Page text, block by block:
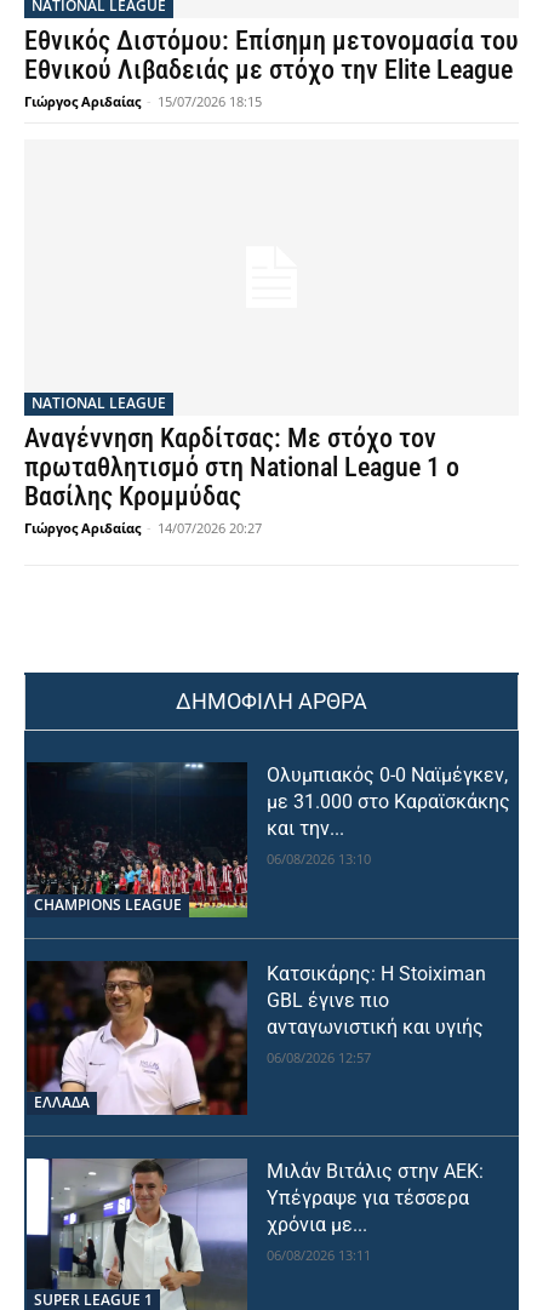
NATIONAL LEAGUE
Εθνικός Διστόμου: Επίσημη μετονομασία του
Εθνικού Λιβαδειάς με στόχο την Elite League
Γιώργος Αριδαίας - 15/07/2026 18:15
NATIONAL LEAGUE
Αναγέννηση Καρδίτσας: Με στόχο τον
πρωταθλητισμό στη National League 1 ο
Βασίλης Κρομμύδας
Γιώργος Αριδαίας - 14/07/2026 20:27
ΔΗΜΟΦΙΛΗ ΑΡΘΡΑ
CHAMPIONS LEAGUE
Ολυμπιακός 0-0 Ναϊμέγκεν,
με 31.000 στο Καραϊσκάκης
και την...
06/08/2026 13:10
ΕΛΛΑΔΑ
Κατσικάρης: Η Stoiximan
GBL έγινε πιο
ανταγωνιστική και υγιής
06/08/2026 12:57
SUPER LEAGUE 1
Μιλάν Βιτάλις στην ΑΕΚ:
Υπέγραψε για τέσσερα
χρόνια με...
06/08/2026 13:11